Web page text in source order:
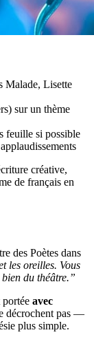
Malade, Lisette
sur un thème
feuille si possible
créative,
de français en
des Poètes dans
les oreilles. Vous
du théâtre.”
portée avec
décrochent pas —
plus simple.